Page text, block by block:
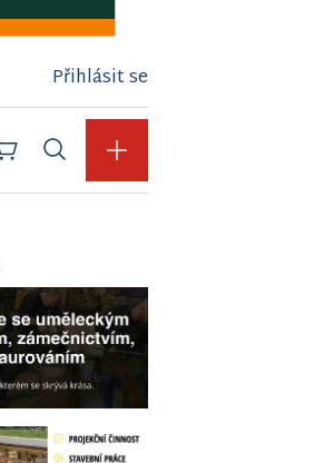
Přihlásit se